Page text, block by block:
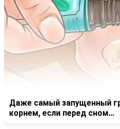
Даже самый запущенный
корнем, если перед сном…